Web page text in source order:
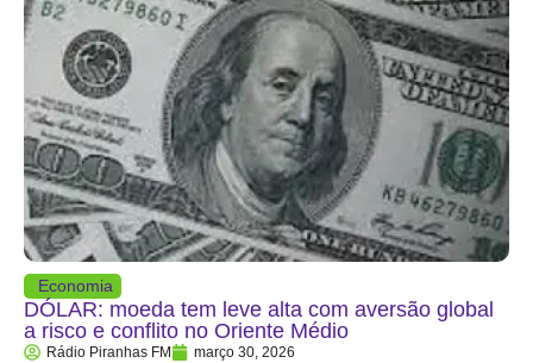
Economia
DÓLAR: moeda tem leve alta com aversão global
a risco e conflito no Oriente Médio
Rádio Piranhas FM março 30, 2026